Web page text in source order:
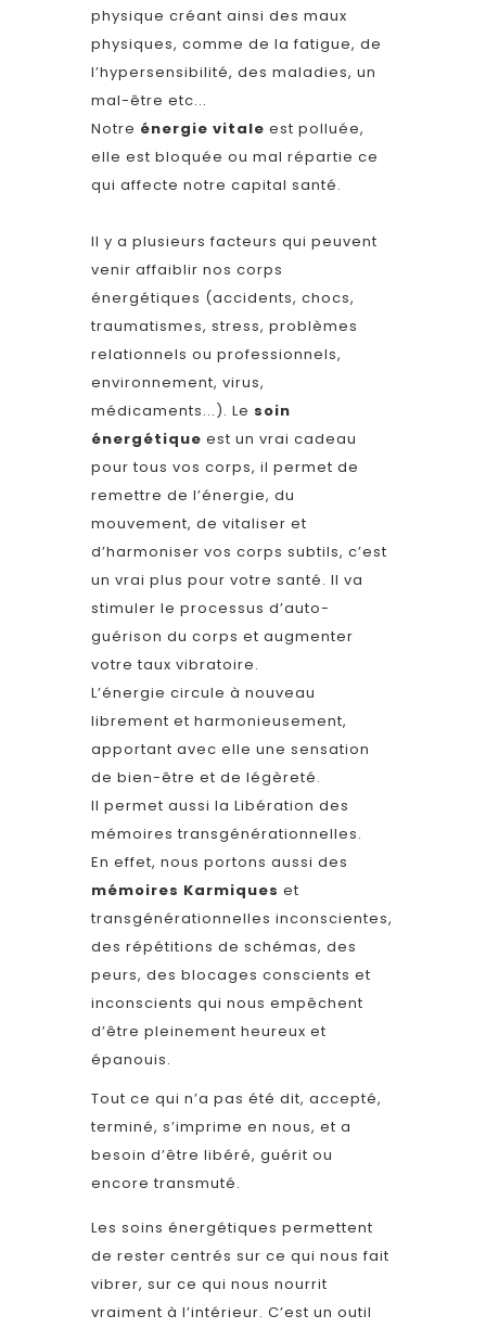
physique créant ainsi des maux
physiques, comme de la fatigue, de
l’hypersensibilité, des maladies, un
mal-être etc...
Notre énergie vitale est polluée,
elle est bloquée ou mal répartie ce
qui affecte notre capital santé.
​Il y a plusieurs facteurs qui peuvent
venir affaiblir nos corps
énergétiques (accidents, chocs,
traumatismes, stress, problèmes
relationnels ou professionnels,
environnement, virus,
médicaments...). Le soin
énergétique est un vrai cadeau
pour tous vos corps, il permet de
remettre de l’énergie, du
mouvement, de vitaliser et
d’harmoniser vos corps subtils, c’est
un vrai plus pour votre santé. Il va
stimuler le processus d’auto-
guérison du corps et augmenter
votre taux vibratoire.
L’énergie circule à nouveau
librement et harmonieusement,
apportant avec elle une sensation
de bien-être et de légèreté.
Il permet aussi la Libération des
mémoires transgénérationnelles.
En effet, nous portons aussi des
mémoires Karmiques et
transgénérationnelles inconscientes,
des répétitions de schémas, des
peurs, des blocages conscients et
inconscients qui nous empêchent
d’être pleinement heureux et
épanouis.
Tout ce qui n’a pas été dit, accepté,
terminé, s’imprime en nous, et a
besoin d’être libéré, guérit ou
encore transmuté.
Les soins énergétiques permettent
de rester centrés sur ce qui nous fait
vibrer, sur ce qui nous nourrit
vraiment à l’intérieur. C’est un outil